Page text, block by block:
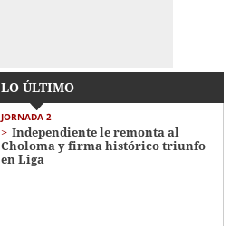
LO ÚLTIMO
JORNADA 2
Independiente le remonta al
Choloma y firma histórico triunfo
en Liga